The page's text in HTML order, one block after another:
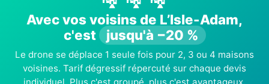
Avec vos voisins de L’Isle-Adam,
c'est
jusqu'à −20 %
Le drone se déplace 1 seule fois pour 2, 3 ou 4 maisons
voisines. Tarif dégressif répercuté sur chaque devis